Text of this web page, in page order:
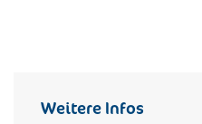
Sant'Antonio Abate an den
Jungfrau mit dem Kind in der
Weitere Infos